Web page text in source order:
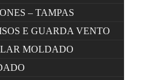
– TAMPAS
E GUARDA VENTO
MOLDADO